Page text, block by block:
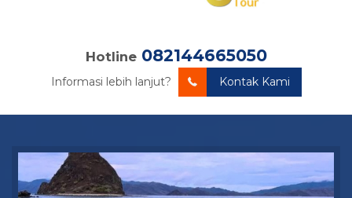
Hotline 082144665050
Informasi lebih lanjut? Kontak Kami